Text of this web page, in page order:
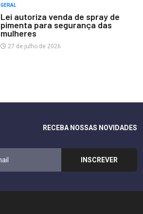
GERAL
Lei autoriza venda de spray de
pimenta para segurança das
mulheres
27 de julho de 2026
RECEBA NOSSAS NOVIDADES